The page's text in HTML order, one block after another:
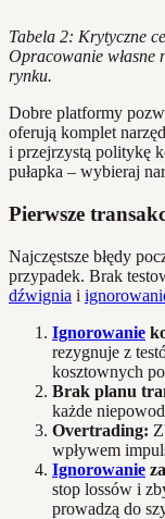
Tabela 2: Krytyczne
Opracowanie własne
rynku.
Dobre platformy
oferują komplet
i przejrzystą politykę
pułapka – wybieraj
Pierwsze
Najczęstsze błędy
przypadek. Brak
dźwignia i
Ignorowanie
rezygnuje z
kosztownych
Brak planu
każde
Overtrading:
wpływem
Ignorowanie
stop lossów i
prowadzą do